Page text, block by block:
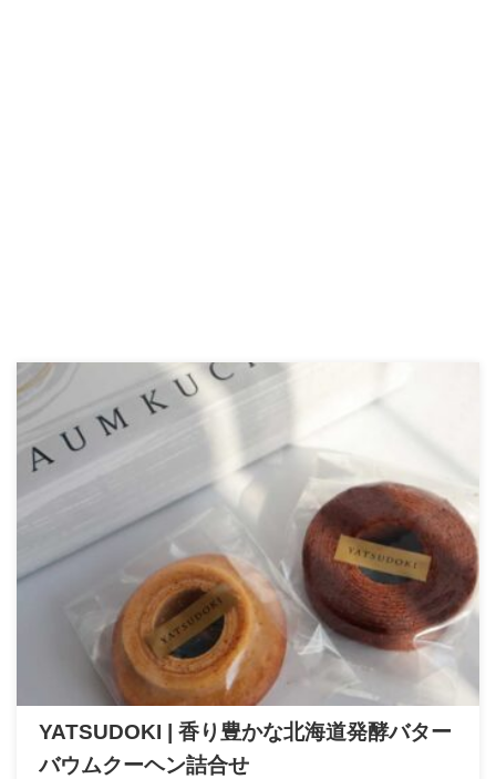
YATSUDOKI | 香り豊かな北海道発酵バター
バウムクーヘン詰合せ